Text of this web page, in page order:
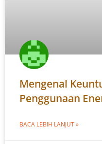
Mengenal
Penggunaan
BACA LEBIH LANJUT »